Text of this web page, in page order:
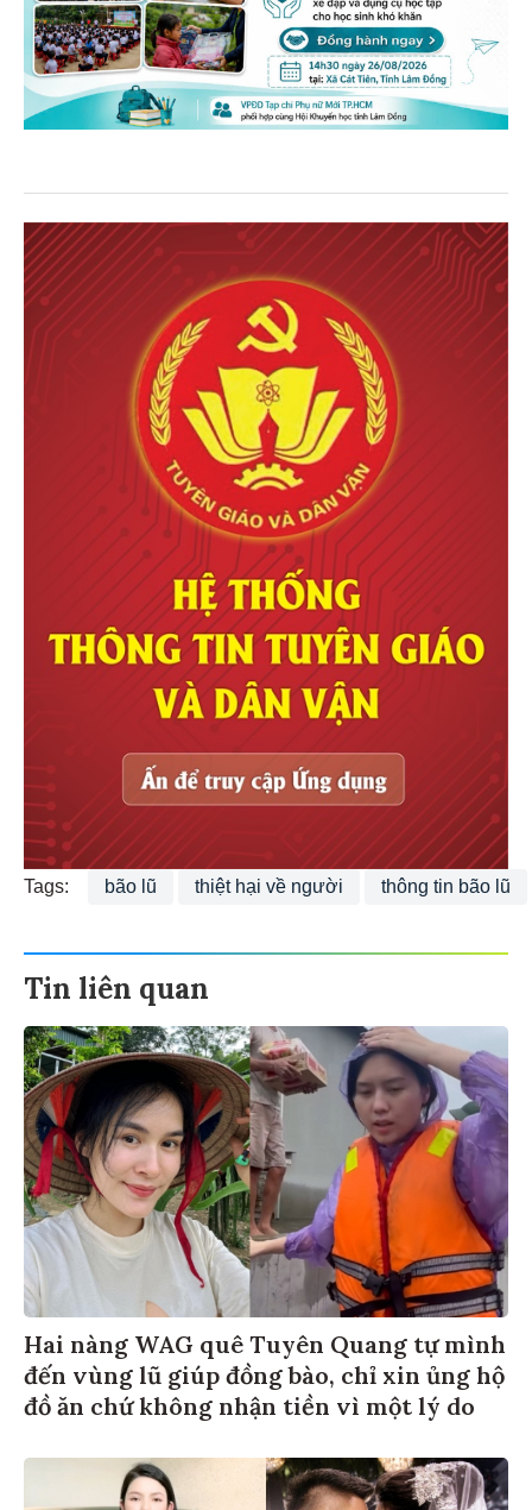
Tags: bão lũ thiệt hại về người thông tin bão lũ
Tin liên quan
Hai nàng WAG quê Tuyên Quang tự mình
đến vùng lũ giúp đồng bào, chỉ xin ủng hộ
đồ ăn chứ không nhận tiền vì một lý do